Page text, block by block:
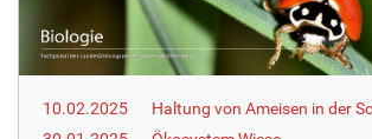
e
r
e
10.02.2025
Haltung von Ameisen in der